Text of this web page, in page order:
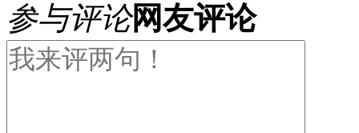
参与评论网友评论